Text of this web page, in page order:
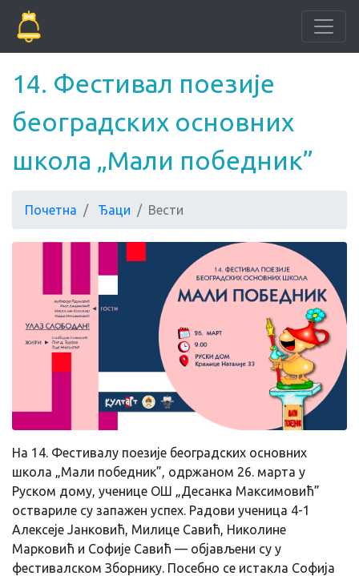
14. Фестивал поезије
београдских основних
школа „Мали победник”
Почетна Ђаци Вести
На 14. Фестивалу поезије београдских основних
школа „Мали победник”, одржаном 26. марта у
Руском дому, ученице ОШ „Десанка Максимовић”
оствариле су запажен успех. Радови ученица 4-1
Алексеје Јанковић, Милице Савић, Николине
Марковић и Софије Савић — објављени су у
фестивалском Зборнику. Посебно се истакла Софија